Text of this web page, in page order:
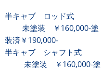
半キャブ ロッド式
未塗装 ￥160,000-塗
装済 ￥190,000-
半キャブ シャフト式
未塗装 ￥160,000-塗